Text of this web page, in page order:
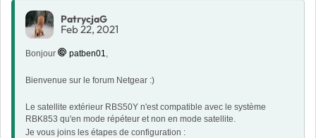
PatrycjaG
Feb 22, 2021
Bonjour patben01,
Bienvenue sur le forum Netgear :)
Le satellite extérieur RBS50Y n'est compatible avec le système
RBK853 qu'en mode répéteur et non en mode satellite.
Je vous joins les étapes de configuration :